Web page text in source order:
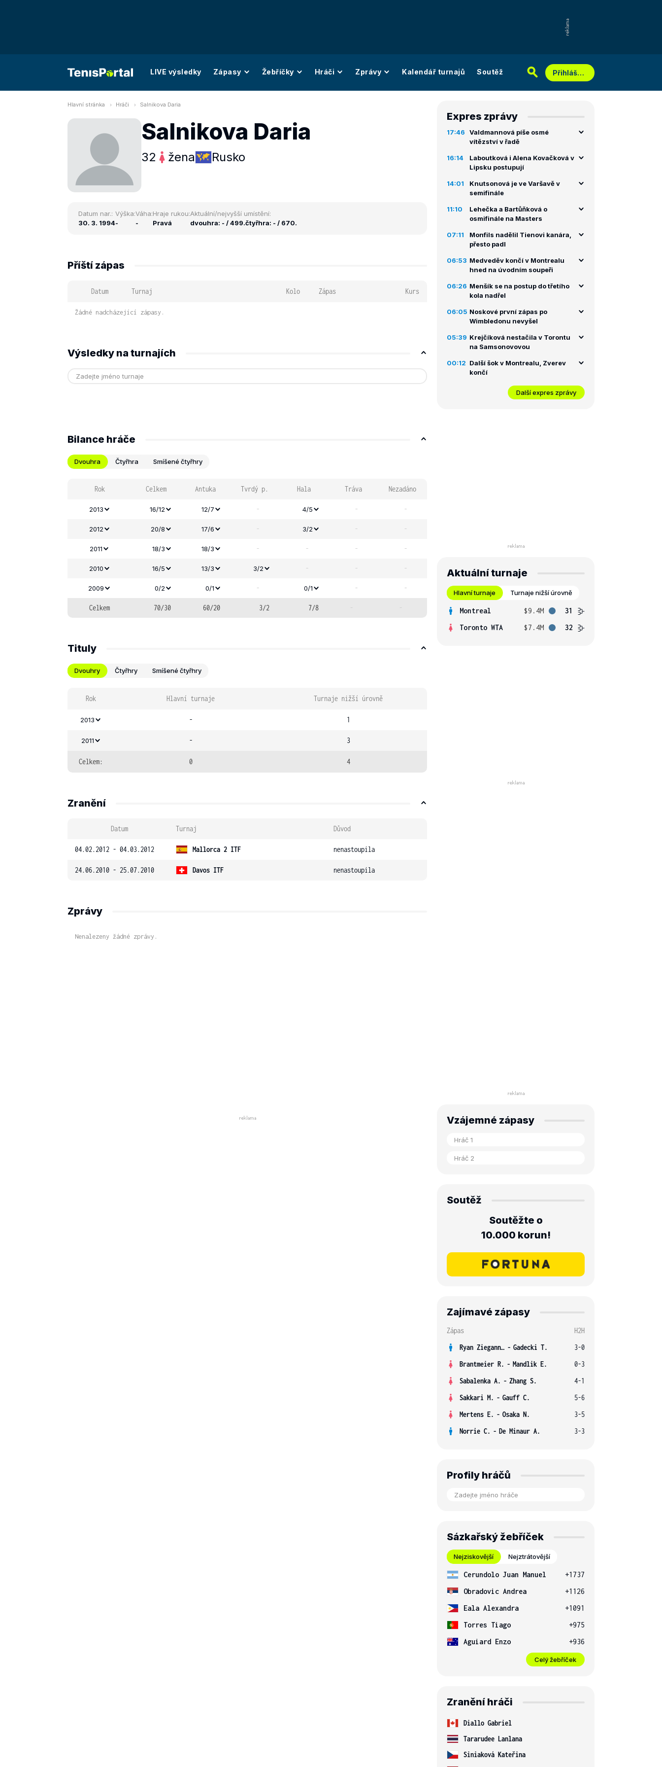
LIVE výsledky Zápasy Žebříčky Hráči Zprávy Kalendář turnajů Soutěž Přihlášení
Hlavní stránka Hráči Salnikova Daria
Salnikova Daria
32 žena Rusko
Datum nar.:
30. 3. 1994
Výška:
-
Váha:
-
Hraje rukou:
Pravá
Aktuální/nejvyšší umístění:
dvouhra: - / 499.čtyřhra: - / 670.
Příští zápas
Datum Turnaj Kolo Zápas Kurs
Žádné nadcházející zápasy.
Výsledky na turnajích
Bilance hráče
Dvouhra Čtyřhra Smíšené čtyřhry
Rok Celkem Antuka Tvrdý p. Hala Tráva Nezadáno
2013 16/12 12/7 - 4/5 - -
2012 20/8 17/6 - 3/2 - -
2011 18/3 18/3 - - - -
2010 16/5 13/3 3/2 - - -
2009 0/2 0/1 - 0/1 - -
Celkem 70/30 60/20 3/2 7/8 - -
Tituly
Dvouhry Čtyřhry Smíšené čtyřhry
Rok Hlavní turnaje Turnaje nižší úrovně
2013 - 1
2011 - 3
Celkem: 0 4
Zranění
Datum Turnaj Důvod
04.02.2012 - 04.03.2012 Mallorca 2 ITF nenastoupila
24.06.2010 - 25.07.2010 Davos ITF nenastoupila
Zprávy
Nenalezeny žádné zprávy.
Expres zprávy
17:46
Valdmannová píše osmé
vítězství v řadě
16:14
Laboutková i Alena Kovačková v
Lipsku postupují
14:01
Knutsonová je ve Varšavě v
semifinále
11:10
Lehečka a Bartůňková o
osmifinále na Masters
07:11
Monfils nadělil Tienovi kanára,
přesto padl
06:53 Medveděv končí v Montrealu
hned na úvodním soupeři
06:26 Menšík se na postup do třetího
kola nadřel
06:05 Noskové první zápas po
Wimbledonu nevyšel
05:39 Krejčíková nestačila v Torontu
na Samsonovovou
00:12 Další šok v Montrealu, Zverev
končí
Další expres zprávy
Aktuální turnaje
Hlavní turnaje Turnaje nižší úrovně
Montreal $9.4M
31
Toronto WTA
$7.4M 32
Vzájemné zápasy
Soutěž
Soutěžte o
10.000 korun!
Zajímavé zápasy
Zápas
H2H
Ryan Ziegann S. - Gadecki T.
3-0
Brantmeier R. - Mandlik E.
0-3
Sabalenka A. - Zhang S.
4-1
Sakkari M. - Gauff C.
5-6
Mertens E. - Osaka N.
3-5
Norrie C. - De Minaur A. 3-3
Profily hráčů
Sázkařský žebříček
Nejziskovější Nejztrátovější
Cerundolo Juan Manuel
+1737
Obradovic Andrea
+1126
Eala Alexandra
+1091
Torres Tiago
+975
Aguiard Enzo
+936
Celý žebříček
Zranění hráči
Diallo Gabriel
Tararudee Lanlana
Siniaková Kateřina